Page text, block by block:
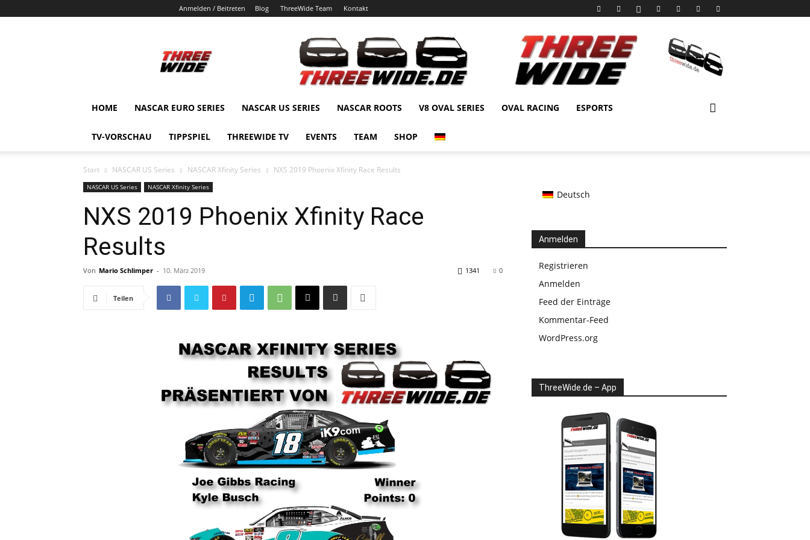
Anmelden / Beitreten Blog ThreeWide Team Kontakt
HOME NASCAR EURO SERIES NASCAR US SERIES NASCAR ROOTS V8 OVAL SERIES OVAL RACING ESPORTS
TV-VORSCHAU TIPPSPIEL THREEWIDE TV EVENTS TEAM SHOP
Start NASCAR US Series NASCAR Xfinity Series NXS 2019 Phoenix Xfinity Race Results
NASCAR US Series NASCAR Xfinity Series
NXS 2019 Phoenix Xfinity Race
Results
Von Mario Schlimper - 10. März 2019 0
1341
Teilen
Deutsch
Anmelden
Registrieren
Anmelden
Feed der Einträge
Kommentar-Feed
WordPress.org
ThreeWide.de – App